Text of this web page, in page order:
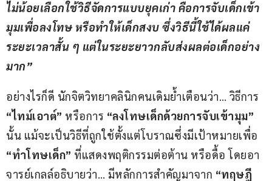
ไม่น้อยเลือกใช้วิธีจัดการแบบยุคเก่า คือการจับเด็กเข้า
มุมเพื่อลงโทษ หรือทำให้เด็กสงบ ซึ่งวิธีนี้ใช้ได้ผลแค่
ระยะเวลาสั้น ๆ แต่ในระยะยาวกลับส่งผลต่อเด็กอย่าง
มาก”
อย่างไรก็ดี นักจิตวิทยาคลินิกคนเดิมย้ำเตือนว่า… วิธีการ
“ไทม์เอาต์” หรือการ “ลงโทษเด็กด้วยการจับเข้ามุม”
นั้น แม้จะเป็นวิธีที่ถูกใช้ตั้งแต่โบราณซึ่งมีเป้าหมายเพื่อ
“ทำโทษเด็ก” ที่แสดงพฤติกรรมต่อต้าน หรือดื้อ โดยอา
จารย์เกลล์อธิบายว่า… มีหลักการสำคัญมาจาก “ทฤษฎี